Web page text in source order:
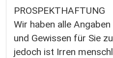
PROSPEKTHAFTUNG
Wir haben alle
und Gewissen für Sie
jedoch ist Irren